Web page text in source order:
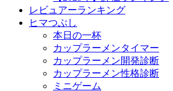
レビュアーランキング
ヒマつぶし
本日の一杯
カップラーメンタイマー
カップラーメン開発診断
カップラーメン性格診断
ミニゲーム